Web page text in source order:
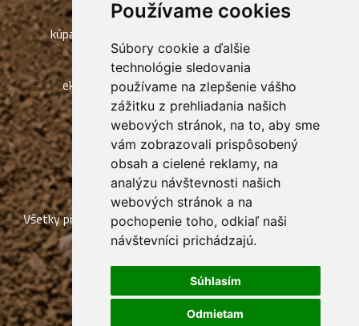
Používame cookies
Súbory cookie a ďalšie
technológie sledovania
používame na zlepšenie vášho
zážitku z prehliadania našich
webových stránok, na to, aby sme
vám zobrazovali prispôsobený
obsah a cielené reklamy, na
analýzu návštevnosti našich
webových stránok a na
pochopenie toho, odkiaľ naši
návštevníci prichádzajú.
Súhlasím
Odmietam
Ľudia a dediny
kúpanie, potápanie a rybolov
jaskyne Sokotry
ekoturistika, Eko kempy
Všetky práva vyhradené Socotra Exclusive Tours, tvorba a
prevádzka webu:ISSA CZECH